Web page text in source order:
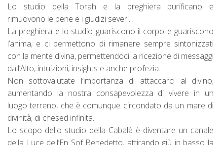
Lo studio della Torah e la preghiera purificano e
rimuovono le pene e i giudizi severi.
La preghiera e lo studio guariscono il corpo e guariscono
l’anima, e ci permettono di rimanere sempre sintonizzati
con la mente divina, permettendoci la ricezione di messaggi
dall’Alto, intuizioni, insights e anche profezia.
Non sottovalutate l’importanza di attaccarci al divino,
aumentando la nostra consapevolezza di vivere in un
luogo terreno, che è comunque circondato da un mare di
divinità, di chesed infinita.
Lo scopo dello studio della Cabalà è diventare un canale
della Luce dell’En Sof Benedetto, attirando giù in basso la